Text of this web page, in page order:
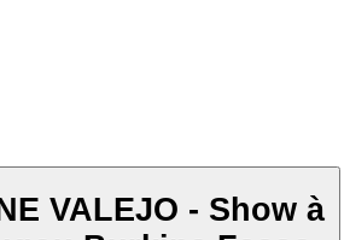
VALEJO - Show à